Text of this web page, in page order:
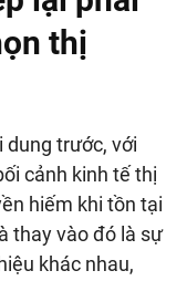
thị
dung trước, với
cảnh kinh tế thị
hiếm khi tồn tại
thay vào đó là sự
khác nhau,